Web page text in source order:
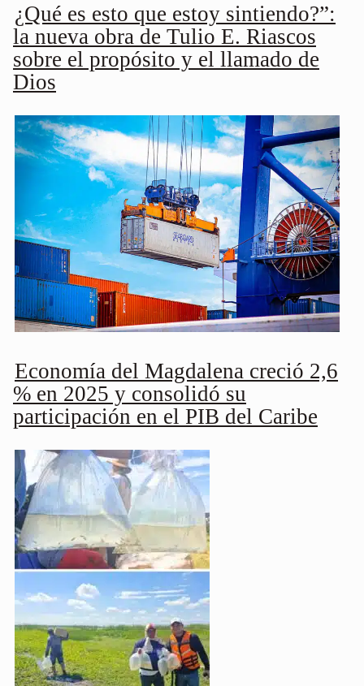
¿Qué es esto que estoy sintiendo?”:
la nueva obra de Tulio E. Riascos
sobre el propósito y el llamado de
Dios
Economía del Magdalena creció 2,6
% en 2025 y consolidó su
participación en el PIB del Caribe